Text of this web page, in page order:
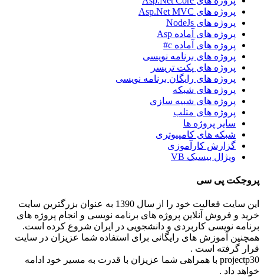
پروژه های Asp.Net MVC
پروژه های NodeJs
پروژه های آماده Asp
پروژه های آماده c#
پروژه های برنامه نویسی
پروژه های پکت تریسر
پروژه های رایگان برنامه نویسی
پروژه های شبکه
پروژه های شبیه سازی
پروژه های متلب
سایر پروژه ها
شبکه های کامپیوتری
گزارش کارآموزی
ویژال بیسیک VB
پروجکت پی سی
این سایت فعالیت خود را از سال 1390 به عنوان بزرگترین سایت
خرید و فروش آنلاین پروژه های برنامه نویسی و انجام پروژه های
برنامه نویسی کاربردی و دانشجویی در ایران شروع کرده است.
همچنین آموزش های رایگانی برای استفاده شما عزیزان در سایت
قرار گرفته است .
projectp30 با همراهی شما عزیزان با قدرت به مسیر خود ادامه
خواهد داد .